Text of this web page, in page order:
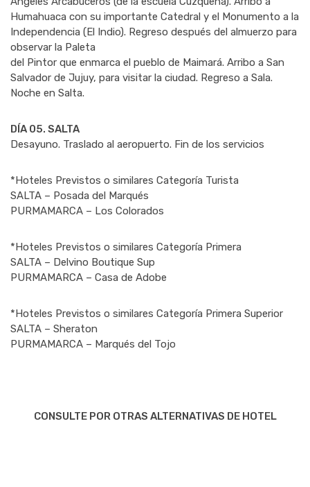
Humahuaca con su importante Catedral y el Monumento a la
Independencia (El Indio). Regreso después del almuerzo para
observar la Paleta
del Pintor que enmarca el pueblo de Maimará. Arribo a San
Salvador de Jujuy, para visitar la ciudad. Regreso a Sala.
Noche en Salta.
DÍA 05. SALTA
Desayuno. Traslado al aeropuerto. Fin de los servicios
*Hoteles Previstos o similares Categoría Turista
SALTA – Posada del Marqués
PURMAMARCA – Los Colorados
*Hoteles Previstos o similares Categoría Primera
SALTA – Delvino Boutique Sup
PURMAMARCA – Casa de Adobe
*Hoteles Previstos o similares Categoría Primera Superior
SALTA – Sheraton
PURMAMARCA – Marqués del Tojo
CONSULTE POR OTRAS ALTERNATIVAS DE HOTEL